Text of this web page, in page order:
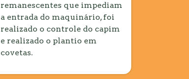
remanescentes que impediam
a entrada do maquinário, foi
realizado o controle do capim
e realizado o plantio em
covetas.